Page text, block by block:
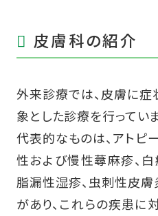
皮膚科の紹介
外来診療では、皮膚に
象とした診療を行っていま
代表的なものは、アトピ
性および慢性蕁麻疹、白
脂漏性湿疹、虫刺性皮
があり、これらの疾患に